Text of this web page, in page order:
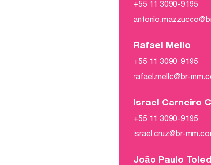
+55 11 3090-9195
Rafael Mello
+55 11 3090-9195
rafael.mello@br-
Israel Carneiro
+55 11 3090-9195
israel.cruz@br-
João Paulo